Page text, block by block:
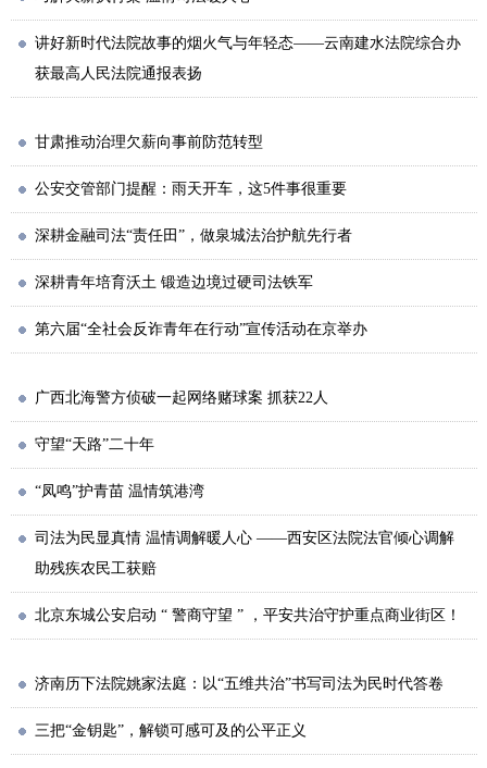
讲好新时代法院故事的烟火气与年轻态——云南建水法院综合办
获最高人民法院通报表扬
甘肃推动治理欠薪向事前防范转型
公安交管部门提醒：雨天开车，这5件事很重要
深耕金融司法“责任田”，做泉城法治护航先行者
深耕青年培育沃土 锻造边境过硬司法铁军
第六届“全社会反诈青年在行动”宣传活动在京举办
广西北海警方侦破一起网络赌球案 抓获22人
守望“天路”二十年
“凤鸣”护青苗 温情筑港湾
司法为民显真情 温情调解暖人心 ——西安区法院法官倾心调解
助残疾农民工获赔
北京东城公安启动 “ 警商守望 ” ，平安共治守护重点商业街区！
济南历下法院姚家法庭：以“五维共治”书写司法为民时代答卷
三把“金钥匙”，解锁可感可及的公平正义